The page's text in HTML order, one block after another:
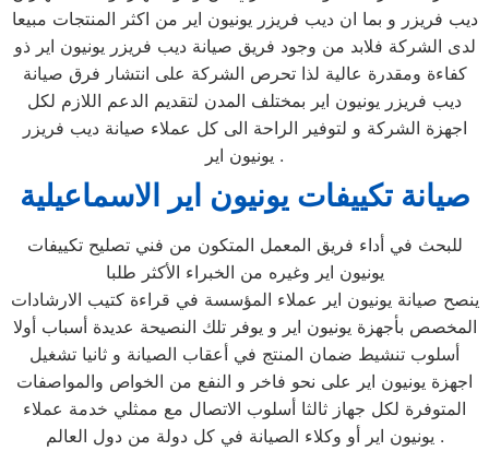
ديب فريزر و بما ان ديب فريزر يونيون اير من اكثر المنتجات مبيعا
لدى الشركة فلابد من وجود فريق صيانة ديب فريزر يونيون اير ذو
كفاءة ومقدرة عالية لذا تحرص الشركة على انتشار فرق صيانة
ديب فريزر يونيون اير بمختلف المدن لتقديم الدعم اللازم لكل
اجهزة الشركة و لتوفير الراحة الى كل عملاء صيانة ديب فريزر
يونيون اير .
صيانة تكييفات يونيون اير الاسماعيلية
للبحث في أداء فريق المعمل المتكون من فني تصليح تكييفات
يونيون اير وغيره من الخبراء الأكثر طلبا
ينصح صيانة يونيون اير عملاء المؤسسة في قراءة كتيب الارشادات
المخصص بأجهزة يونيون اير و يوفر تلك النصيحة عديدة أسباب أولا
أسلوب تنشيط ضمان المنتج في أعقاب الصيانة و ثانيا تشغيل
اجهزة يونيون اير على نحو فاخر و النفع من الخواص والمواصفات
المتوفرة لكل جهاز ثالثا أسلوب الاتصال مع ممثلي خدمة عملاء
يونيون اير أو وكلاء الصيانة في كل دولة من دول العالم .